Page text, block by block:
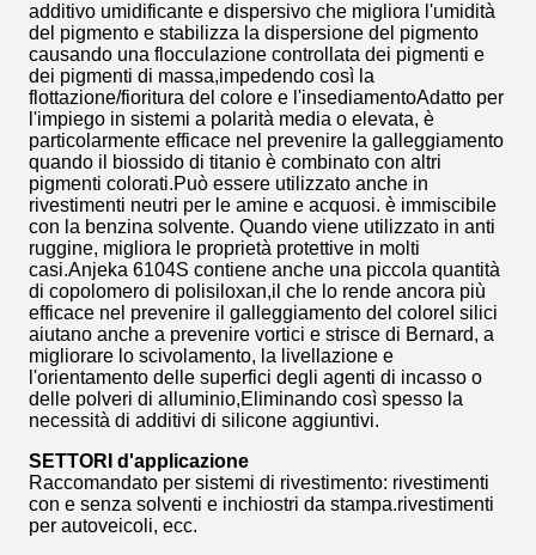
additivo umidificante e dispersivo che migliora l'umidità
del pigmento e stabilizza la dispersione del pigmento
causando una flocculazione controllata dei pigmenti e
dei pigmenti di massa,impedendo così la
flottazione/fioritura del colore e l'insediamentoAdatto per
l'impiego in sistemi a polarità media o elevata, è
particolarmente efficace nel prevenire la galleggiamento
quando il biossido di titanio è combinato con altri
pigmenti colorati.Può essere utilizzato anche in
rivestimenti neutri per le amine e acquosi. è immiscibile
con la benzina solvente. Quando viene utilizzato in anti
ruggine, migliora le proprietà protettive in molti
casi.Anjeka 6104S contiene anche una piccola quantità
di copolomero di polisiloxan,il che lo rende ancora più
efficace nel prevenire il galleggiamento del coloreI silici
aiutano anche a prevenire vortici e strisce di Bernard, a
migliorare lo scivolamento, la livellazione e
l'orientamento delle superfici degli agenti di incasso o
delle polveri di alluminio,Eliminando così spesso la
necessità di additivi di silicone aggiuntivi.
SETTORI d'applicazione
Raccomandato per sistemi di rivestimento: rivestimenti
con e senza solventi e inchiostri da stampa.rivestimenti
per autoveicoli, ecc.